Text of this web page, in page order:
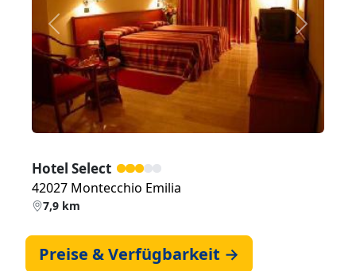
Zurück Weiter
Hotel Select
42027 Montecchio Emilia
7,9 km
Preise & Verfügbarkeit →